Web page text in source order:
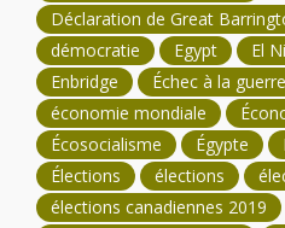
Déclaration de Great
démocratie
Egypt El
Enbridge
Échec à la guerre
économie mondiale
Écosocialisme
Égypte
Élections
élections
élections canadiennes 2019